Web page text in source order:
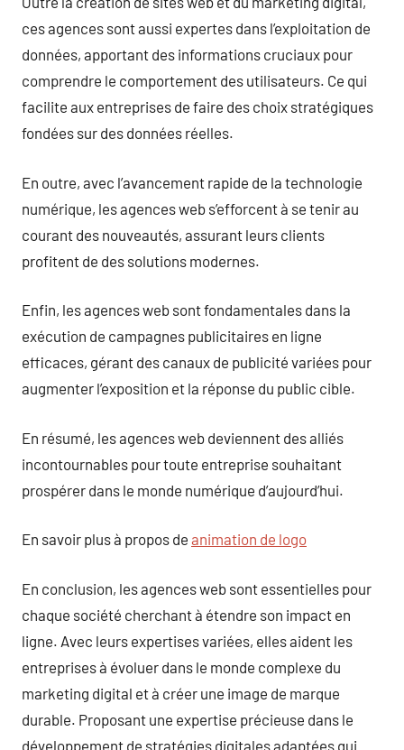
ces agences sont aussi expertes dans l’exploitation de
données, apportant des informations cruciaux pour
comprendre le comportement des utilisateurs. Ce qui
facilite aux entreprises de faire des choix stratégiques
fondées sur des données réelles.
En outre, avec l’avancement rapide de la technologie
numérique, les agences web s’efforcent à se tenir au
courant des nouveautés, assurant leurs clients
profitent de des solutions modernes.
Enfin, les agences web sont fondamentales dans la
exécution de campagnes publicitaires en ligne
efficaces, gérant des canaux de publicité variées pour
augmenter l’exposition et la réponse du public cible.
En résumé, les agences web deviennent des alliés
incontournables pour toute entreprise souhaitant
prospérer dans le monde numérique d’aujourd’hui.
En savoir plus à propos de animation de logo
En conclusion, les agences web sont essentielles pour
chaque société cherchant à étendre son impact en
ligne. Avec leurs expertises variées, elles aident les
entreprises à évoluer dans le monde complexe du
marketing digital et à créer une image de marque
durable. Proposant une expertise précieuse dans le
développement de stratégies digitales adaptées qui